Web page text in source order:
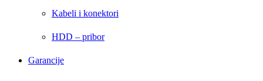
Kabeli i konektori
HDD – pribor
Garancije